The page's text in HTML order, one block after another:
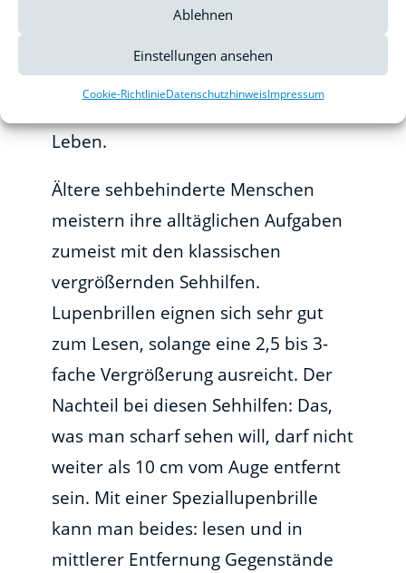
Ablehnen
Einstellungen ansehen
Cookie-RichtlinieDatenschutzhinweisImpressum
Aneignen von lebenspraktischen
Fähigkeiten z.B. bei der
Haushaltsführung zur wichtigsten
Leben.
Ältere sehbehinderte Menschen
meistern ihre alltäglichen Aufgaben
zumeist mit den klassischen
vergrößernden Sehhilfen.
Lupenbrillen eignen sich sehr gut
zum Lesen, solange eine 2,5 bis 3-
fache Vergrößerung ausreicht. Der
Nachteil bei diesen Sehhilfen: Das,
was man scharf sehen will, darf nicht
weiter als 10 cm vom Auge entfernt
sein. Mit einer Speziallupenbrille
kann man beides: lesen und in
mittlerer Entfernung Gegenstände